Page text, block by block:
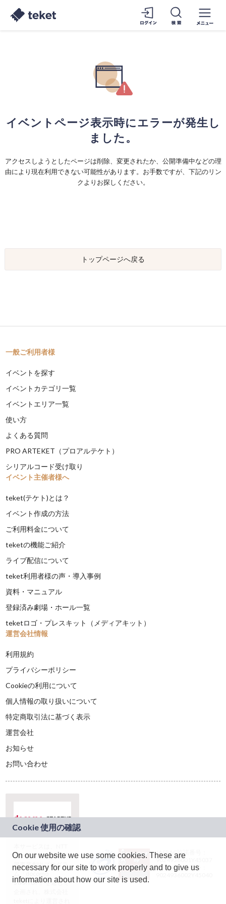
イベントページ表示時にエラーが発生し
ました。
アクセスしようとしたページは削除、変更されたか、公開準備中などの理
由により現在利用できない可能性があります。お手数ですが、下記のリン
クよりお探しください。
トップページへ戻る
一般ご利用者様
イベントを探す
イベントカテゴリ一覧
イベントエリア一覧
使い方
よくある質問
PRO ARTEKET（プロアルテケト）
シリアルコード受け取り
イベント主催者様へ
teket(テケト)とは？
イベント作成の方法
ご利用料金について
teketの機能ご紹介
ライブ配信について
teket利用者様の声・導入事例
資料・マニュアル
登録済み劇場・ホール一覧
teketロゴ・プレスキット（メディアキット）
運営会社情報
利用規約
プライバシーポリシー
Cookieの利用について
個人情報の取り扱いについて
特定商取引法に基づく表示
運営会社
お知らせ
お問い合わせ
ドコモグループの新
規事業創出プログラ
ム「docomo
STARTUP」を通じて
JASRAC許諾番号：
9024936001Y45037
JASRAC許諾番号：
On our website we use some cookies. These are
necessary for our site to work properly and to give us
information about how our site is used.